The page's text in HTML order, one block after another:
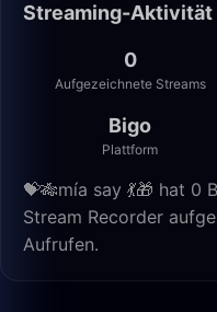
Streaming-Aktivität
0
Aufgezeichnete Streams
Bigo
Plattform
💝🎋mía say 💃🎁 hat
Stream Recorder
Aufrufen.